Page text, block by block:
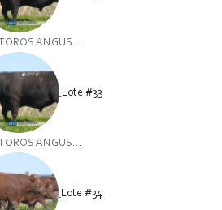
TOROS ANGUS...
Lote #33
TOROS ANGUS...
Lote #34